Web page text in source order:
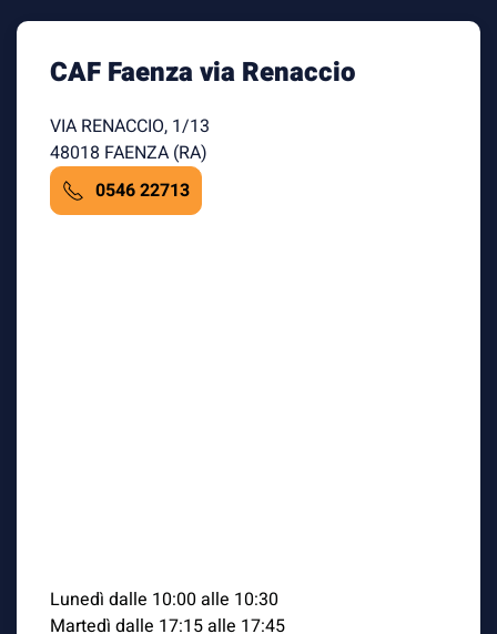
CAF Faenza via Renaccio
VIA RENACCIO, 1/13
48018 FAENZA (RA)
0546 22713
Lunedì dalle 10:00 alle 10:30
Martedì dalle 17:15 alle 17:45